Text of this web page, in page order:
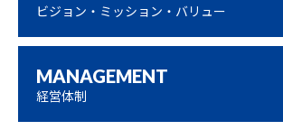
ビジョン・ミッション・バリュー
MANAGEMENT
経営体制